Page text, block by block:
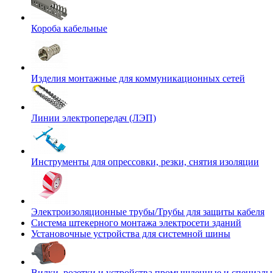
Короба кабельные
Изделия монтажные для коммуникационных сетей
Линии электропередач (ЛЭП)
Инструменты для опрессовки, резки, снятия изоляции
Электроизоляционные трубы/Трубы для защиты кабеля
Система штекерного монтажа электросети зданий
Установочные устройства для системной шины